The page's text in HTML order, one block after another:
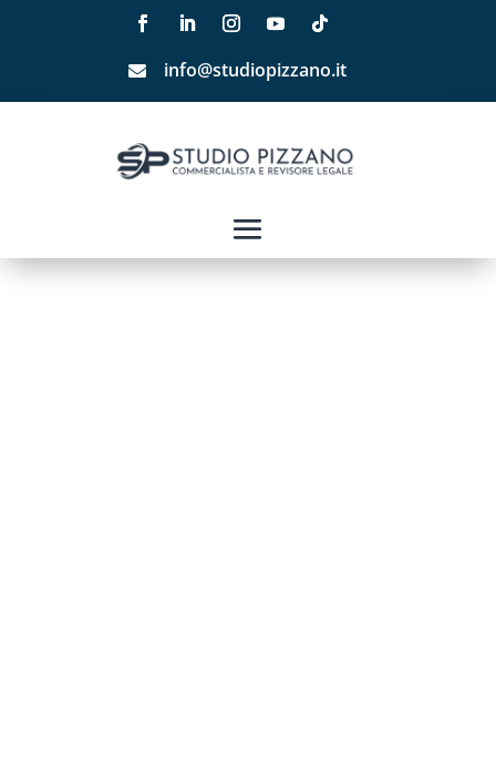
 info@studiopizzano.it